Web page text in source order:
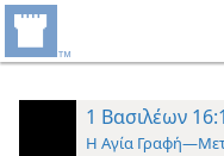
1 Βασιλέων
Η Αγία